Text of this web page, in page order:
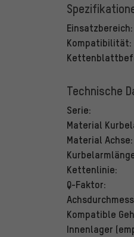
Einsatzbereich:
Kompatibilität:
Technische
Serie:
Material
Material Achse:
Kettenlinie:
Q-Faktor:
Kompatible
Innenlager